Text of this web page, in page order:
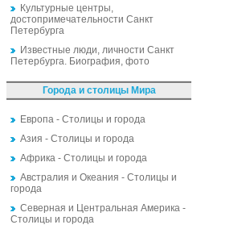
Культурные центры,
достопримечательности Санкт
Петербурга
Известные люди, личности Санкт
Петербурга. Биография, фото
Города и столицы Мира
Европа - Столицы и города
Азия - Столицы и города
Африка - Столицы и города
Австралия и Океания - Столицы и
города
Северная и Центральная Америка -
Столицы и города